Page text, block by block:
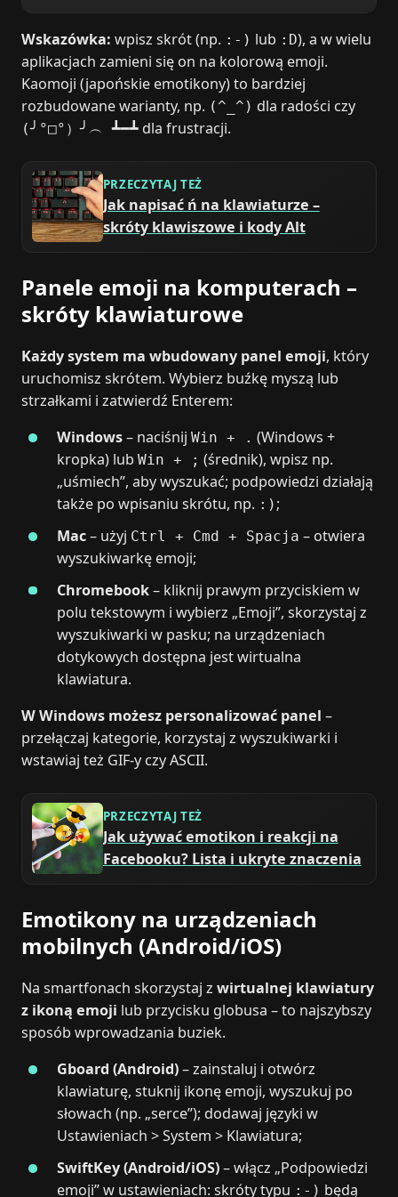
Wskazówka: wpisz skrót (np. :-) lub :D), a w wielu
aplikacjach zamieni się on na kolorową emoji.
Kaomoji (japońskie emotikony) to bardziej
rozbudowane warianty, np. (^_^) dla radości czy
(╯°□°）╯︵ ┻━┻ dla frustracji.
PRZECZYTAJ TEŻ
Jak napisać ń na klawiaturze –
skróty klawiszowe i kody Alt
Panele emoji na komputerach –
skróty klawiaturowe
Każdy system ma wbudowany panel emoji, który
uruchomisz skrótem. Wybierz buźkę myszą lub
strzałkami i zatwierdź Enterem:
Windows– naciśnijWin + . (Windows +
kropka) lubWin + ; (średnik), wpisz np.
„uśmiech”, aby wyszukać; podpowiedzi działają
także po wpisaniu skrótu, np. :) ;
Mac– użyj Ctrl + Cmd + Spacja – otwiera
wyszukiwarkę emoji;
Chromebook– kliknij prawym przyciskiem w
polu tekstowym i wybierz „Emoji”, skorzystaj z
wyszukiwarki w pasku; na urządzeniach
dotykowych dostępna jest wirtualna
klawiatura.
W Windows możesz personalizować panel –
przełączaj kategorie, korzystaj z wyszukiwarki i
wstawiaj też GIF-y czy ASCII.
PRZECZYTAJ TEŻ
Jak używać emotikon i reakcji na
Facebooku? Lista i ukryte znaczenia
Emotikony na urządzeniach
mobilnych (Android/iOS)
Na smartfonach skorzystaj z wirtualnej klawiatury
z ikoną emoji lub przycisku globusa – to najszybszy
sposób wprowadzania buziek.
Gboard (Android)– zainstaluj i otwórz
klawiaturę, stuknij ikonę emoji, wyszukuj po
słowach (np. „serce”); dodawaj języki w
Ustawieniach > System > Klawiatura;
SwiftKey (Android/iOS)– włącz „Podpowiedzi
emoji” w ustawieniach: skróty typu :-) będą